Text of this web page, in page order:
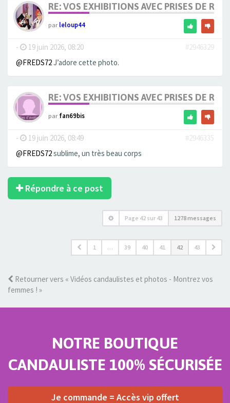
RE: VOS EXHIBITIONS AVEC PRISES DE
parleloup44
- 19 juin 2026, 08:20
#2946329
@FREDS72J’adore cette photo.
RE: VOS EXHIBITIONS AVEC PRISES DE
parfan69bis
- 19 juin 2026, 08:49
#2946335
@FREDS72sublime, un très beau corps
Répondre à ce post
Page 42 sur 43 1278 messages
1 … 39 40 41 42 43
Retourner vers « Vidéos candaulistes et photos - Montrez vos
femmes ! »
NOTRE BOUTIQUE
CANDAULISTE 100% SÉCURISÉE
Je commande = Accès vip offert